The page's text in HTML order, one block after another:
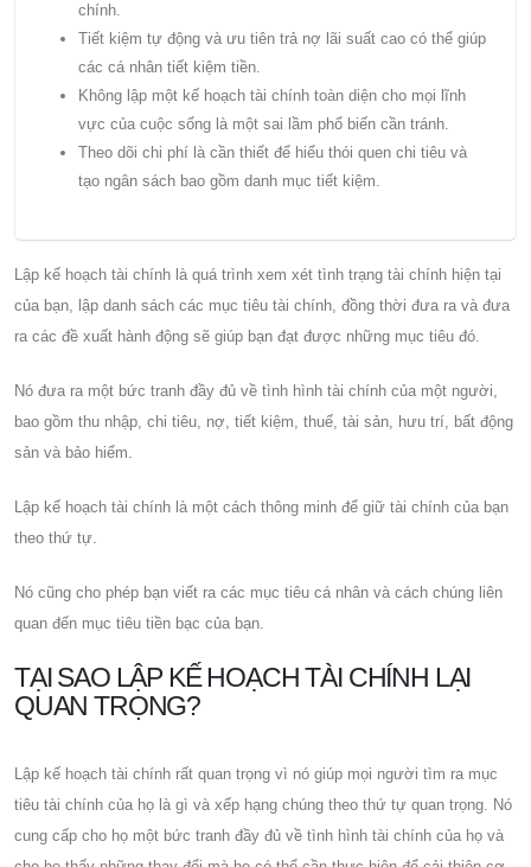
chính.
Tiết kiệm tự động và ưu tiên trả nợ lãi suất cao có thể giúp
các cá nhân tiết kiệm tiền.
Không lập một kế hoạch tài chính toàn diện cho mọi lĩnh
vực của cuộc sống là một sai lầm phổ biến cần tránh.
Theo dõi chi phí là cần thiết để hiểu thói quen chi tiêu và
tạo ngân sách bao gồm danh mục tiết kiệm.
Lập kế hoạch tài chính là quá trình xem xét tình trạng tài chính hiện tại
của bạn, lập danh sách các mục tiêu tài chính, đồng thời đưa ra và đưa
ra các đề xuất hành động sẽ giúp bạn đạt được những mục tiêu đó.
Nó đưa ra một bức tranh đầy đủ về tình hình tài chính của một người,
bao gồm thu nhập, chi tiêu, nợ, tiết kiệm, thuế, tài sản, hưu trí, bất động
sản và bảo hiểm.
Lập kế hoạch tài chính là một cách thông minh để giữ tài chính của bạn
theo thứ tự.
Nó cũng cho phép bạn viết ra các mục tiêu cá nhân và cách chúng liên
quan đến mục tiêu tiền bạc của bạn.
TẠI SAO LẬP KẾ HOẠCH TÀI CHÍNH LẠI
QUAN TRỌNG?
Lập kế hoạch tài chính rất quan trọng vì nó giúp mọi người tìm ra mục
tiêu tài chính của họ là gì và xếp hạng chúng theo thứ tự quan trọng. Nó
cung cấp cho họ một bức tranh đầy đủ về tình hình tài chính của họ và